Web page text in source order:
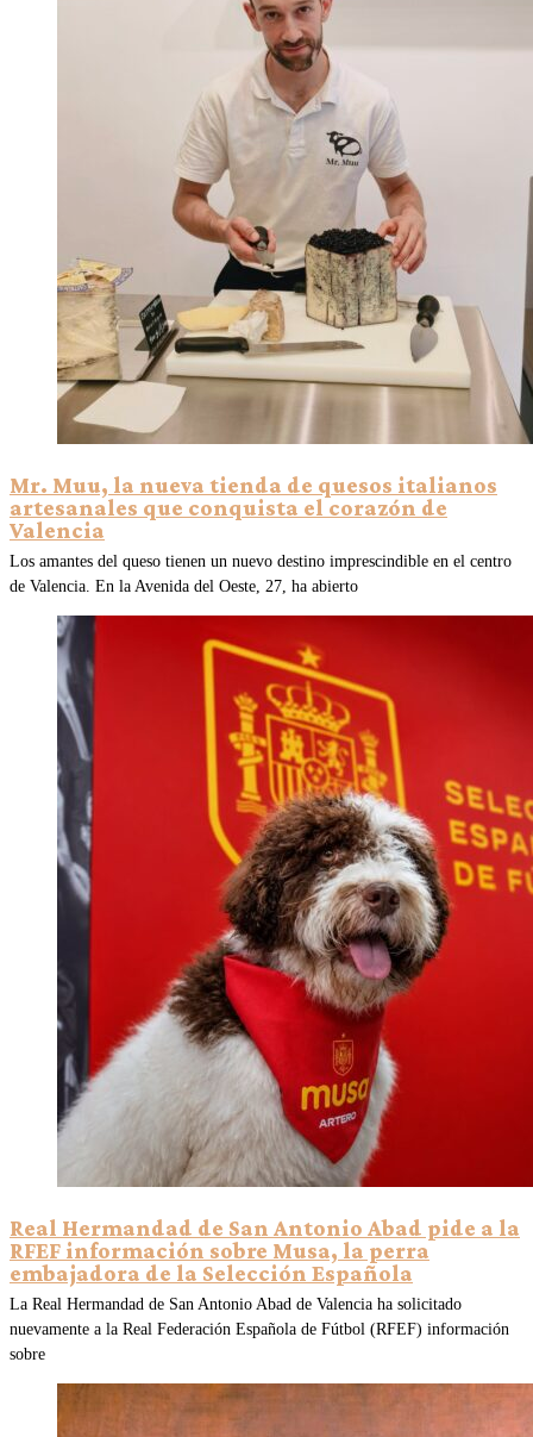
Mr. Muu, la nueva tienda de quesos italianos
artesanales que conquista el corazón de
Valencia
Los amantes del queso tienen un nuevo destino imprescindible en el centro
de Valencia. En la Avenida del Oeste, 27, ha abierto
Real Hermandad de San Antonio Abad pide a la
RFEF información sobre Musa, la perra
embajadora de la Selección Española
La Real Hermandad de San Antonio Abad de Valencia ha solicitado
nuevamente a la Real Federación Española de Fútbol (RFEF) información
sobre